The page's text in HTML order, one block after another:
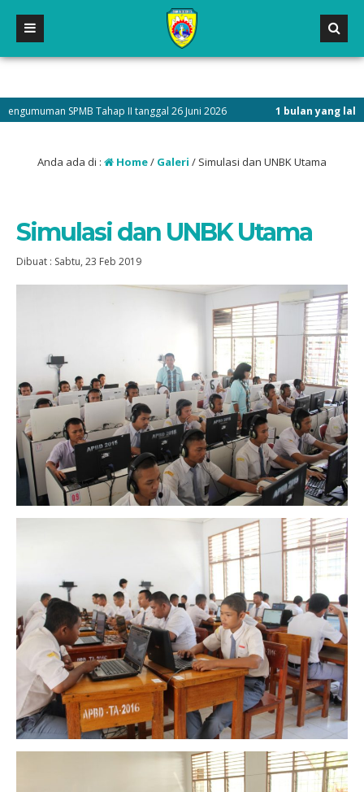
SPMB Tahap II tanggal 26 Juni 2026 1 bulan yang lalu/
Anda ada di : Home/ Galeri / Simulasi dan UNBK Utama
Simulasi dan UNBK Utama
Dibuat : Sabtu, 23 Feb 2019